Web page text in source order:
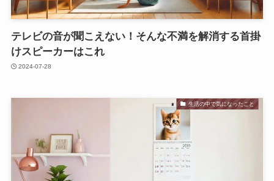
テレビの音が聞こえない！そんな不満を解消する首掛
けスピーカーはこれ
2024-07-28
生活の中で気になったこと